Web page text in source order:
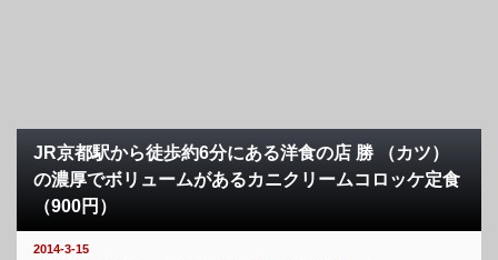
JR京都駅から徒歩約6分にある洋食の店 勝 （カツ）
の濃厚でボリュームがあるカニクリームコロッケ定食
（900円）
2014-3-15